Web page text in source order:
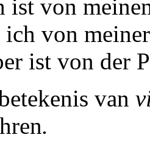
ist von
ich von
ist von der
van
.